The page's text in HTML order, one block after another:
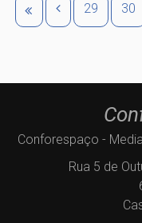
29 30
Conforespaço -
Rua 5 de